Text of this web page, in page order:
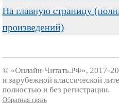
На главную страницу
произведений)
© «Онлайн-Читать.РФ», 2017-
и зарубежной классической
полностью и без регистрации.
Обратная связь